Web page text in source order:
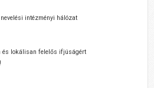
intézményi hálózat
és lokálisan felelős ifjúságért